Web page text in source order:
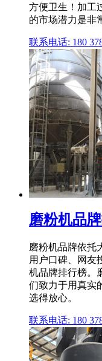
方便卫生！加工
的市场潜力是非
联系电话: 180
磨粉机品
磨粉机品牌依托
用户口碑、网友
机品牌排行榜。
们致力于用真实
选得放心。
联系电话: 180